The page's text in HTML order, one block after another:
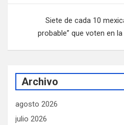
Siete de cada 10
probable” que voten en
Archivo
agosto 2026
julio 2026